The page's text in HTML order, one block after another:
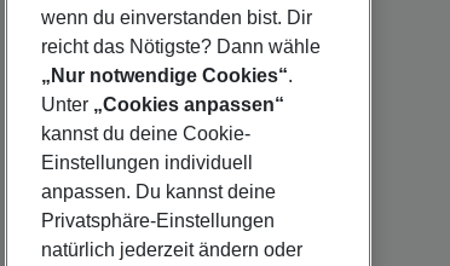
wenn du einverstanden bist. Dir
reicht das Nötigste? Dann wähle
„Nur notwendige Cookies“.
Unter „Cookies anpassen“
kannst du deine Cookie-
Einstellungen individuell
anpassen. Du kannst deine
Privatsphäre-Einstellungen
natürlich jederzeit ändern oder